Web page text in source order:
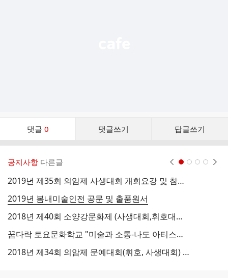
댓글 0 댓글쓰기 답글쓰기
댓
공지사항 다른글
2019년 제35회 의암제 사생대회 개회요강 및 참가신청서
2019년 봄내미술인전 공문 및 출품원서
2018년 제40회 소양강문화제 (사생대회,휘호대회) 개최요강 및 신청서 안내
꿈다락 토요문화학교 "미술과 소통-나도 아티스트-"
2018년 제34회 의암제 문예대회(휘호, 사생대회) 개최요강 및 신청서